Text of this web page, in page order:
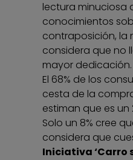
lectura minuciosa
conocimientos
contraposición, la
considera que no
mayor dedicación.
El 68% de los
cesta de la
estiman que es un
Solo un 8% cree
considera que
Iniciativa ‘Carro